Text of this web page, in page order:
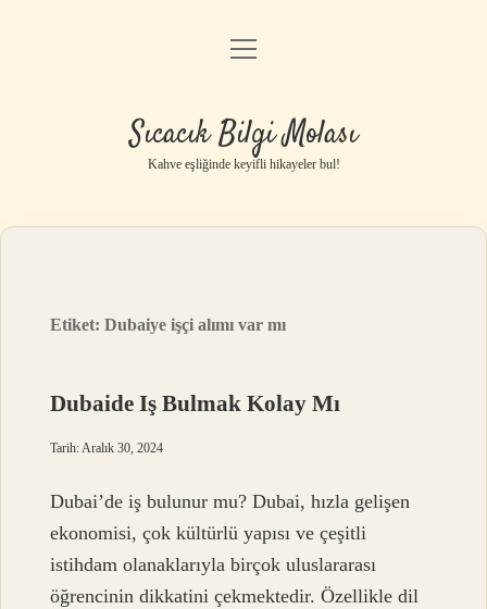
Anasayfa
Yasal Uyarı
menüyü
Sıcacık Bilgi Molası
Kahve eşliğinde keyifli hikayeler bul!
Etiket:Dubaiye işçi alımı var mı
Dubaide Iş Bulmak Kolay Mı
Tarih: Aralık 30, 2024
Dubai’de iş bulunur mu? Dubai, hızla gelişen
ekonomisi, çok kültürlü yapısı ve çeşitli
istihdam olanaklarıyla birçok uluslararası
öğrencinin dikkatini çekmektedir. Özellikle dil